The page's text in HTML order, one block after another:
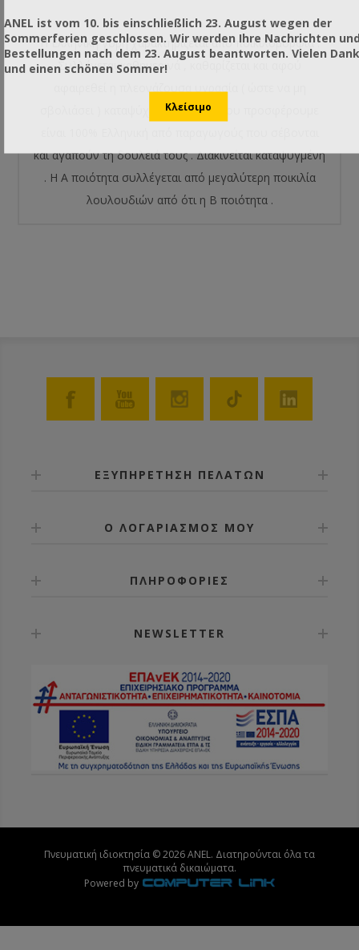
Η Ελληνική γύρη χαρακτηρίζεται από ποικιλομορφία .
Συλλέγεται καθημερινά , καθαρίζεται και αφού
σβολιάσει ) καταψύχεται . Η γύρη που προσφέρουμε
και αγαπούν τη δουλειά τους . Διακινείται καταψυγμένη
. Η Α ποιότητα συλλέγεται από μεγαλύτερη ποικιλία
λουλουδιών από ότι η Β ποιότητα .
ΕΞΥΠΗΡΕΤΗΣΗ ΠΕΛΑΤΩΝ
Ο ΛΟΓΑΡΙΑΣΜΟΣ ΜΟΥ
ΠΛΗΡΟΦΟΡΙΕΣ
NEWSLETTER
Πνευματική ιδιοκτησία © 2026 ANEL. Διατηρούνται όλα τα
πνευματικά δικαιώματα.
Powered by
ANEL ist vom 10. bis einschließlich 23. August wegen der
Sommerferien geschlossen. Wir werden Ihre Nachrichten
Bestellungen nach dem 23. August beantworten. Vielen Dank
und einen schönen Sommer!